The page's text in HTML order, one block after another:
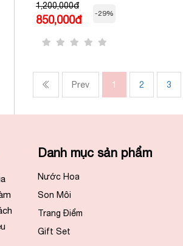
Satin Lipstick
R1971 Rouge
Provocation
1,200,000đ
850,000đ
-29%
Prev 1 2 3
Danh mục sản phẩm
Nước Hoa
Son Môi
Trang Điểm
Gift Set